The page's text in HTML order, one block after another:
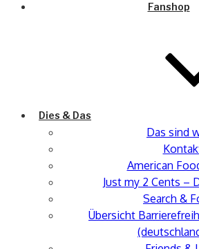
Fanshop
Dies & Das
Das sind
American
Just my 2 Cents –
Search &
Übersicht